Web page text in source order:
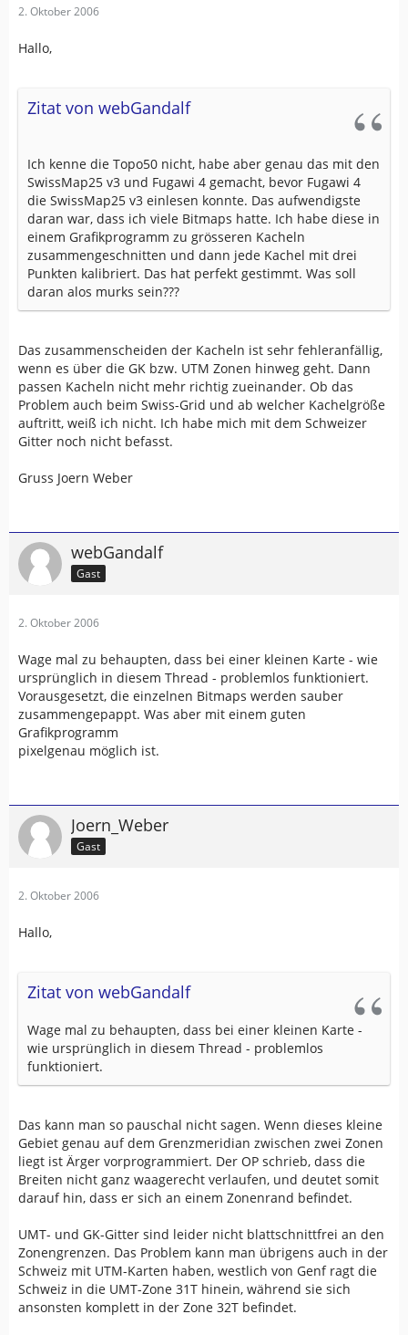
2. Oktober 2006
Hallo,
Zitat von webGandalf
Ich kenne die Topo50 nicht, habe aber genau das mit den
SwissMap25 v3 und Fugawi 4 gemacht, bevor Fugawi 4
die SwissMap25 v3 einlesen konnte. Das aufwendigste
daran war, dass ich viele Bitmaps hatte. Ich habe diese in
einem Grafikprogramm zu grösseren Kacheln
zusammengeschnitten und dann jede Kachel mit drei
Punkten kalibriert. Das hat perfekt gestimmt. Was soll
daran alos murks sein???
Das zusammenscheiden der Kacheln ist sehr fehleranfällig,
wenn es über die GK bzw. UTM Zonen hinweg geht. Dann
passen Kacheln nicht mehr richtig zueinander. Ob das
Problem auch beim Swiss-Grid und ab welcher Kachelgröße
auftritt, weiß ich nicht. Ich habe mich mit dem Schweizer
Gitter noch nicht befasst.
Gruss Joern Weber
webGandalf
Gast
2. Oktober 2006
Wage mal zu behaupten, dass bei einer kleinen Karte - wie
ursprünglich in diesem Thread - problemlos funktioniert.
Vorausgesetzt, die einzelnen Bitmaps werden sauber
zusammengepappt. Was aber mit einem guten
Grafikprogramm
pixelgenau möglich ist.
Joern_Weber
Gast
2. Oktober 2006
Hallo,
Zitat von webGandalf
Wage mal zu behaupten, dass bei einer kleinen Karte -
wie ursprünglich in diesem Thread - problemlos
funktioniert.
Das kann man so pauschal nicht sagen. Wenn dieses kleine
Gebiet genau auf dem Grenzmeridian zwischen zwei Zonen
liegt ist Ärger vorprogrammiert. Der OP schrieb, dass die
Breiten nicht ganz waagerecht verlaufen, und deutet somit
darauf hin, dass er sich an einem Zonenrand befindet.
UMT- und GK-Gitter sind leider nicht blattschnittfrei an den
Zonengrenzen. Das Problem kann man übrigens auch in der
Schweiz mit UTM-Karten haben, westlich von Genf ragt die
Schweiz in die UMT-Zone 31T hinein, während sie sich
ansonsten komplett in der Zone 32T befindet.